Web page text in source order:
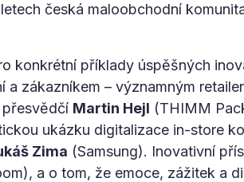
česká maloobchodní
konkrétní příklady úspěšných
zákazníkem – významným
přesvědčí Martin Hejl (THIMM
ukázku digitalizace in-store
Zima (Samsung). Inovativní
a o tom, že emoce, zážitek a